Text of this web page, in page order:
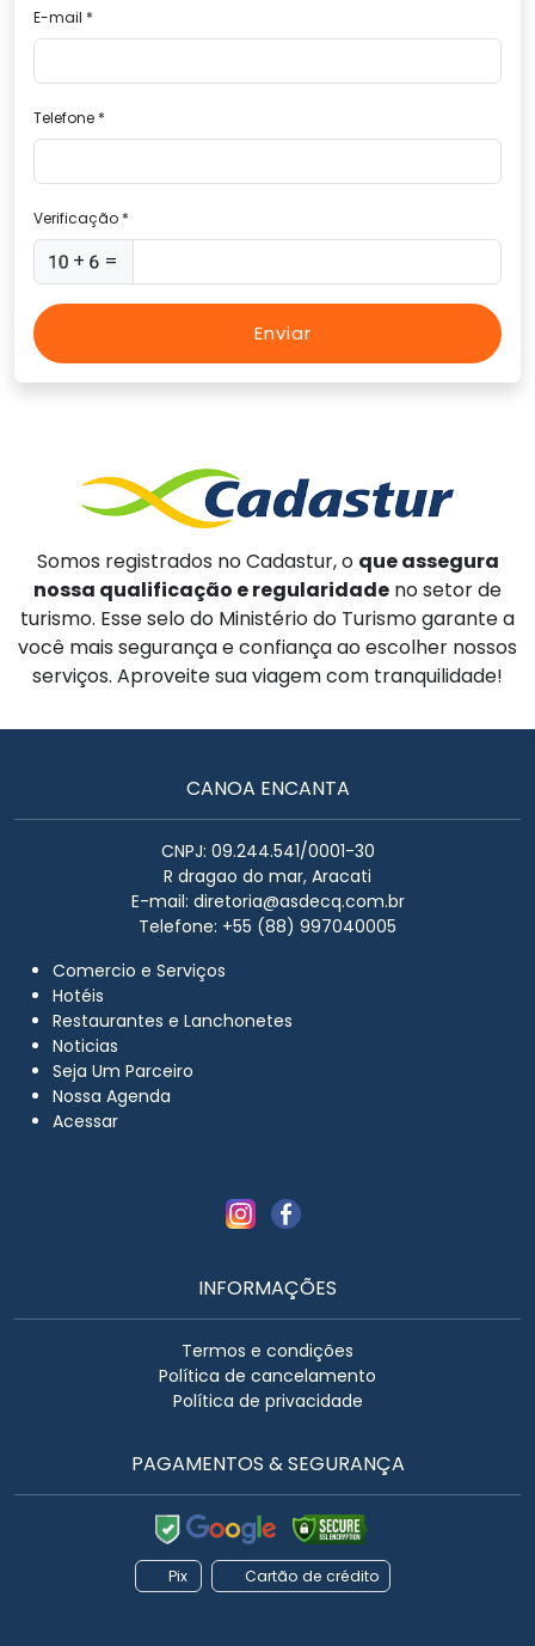
E-mail *
Telefone *
Verificação *
+ =
Enviar
Somos registrados no Cadastur, o que assegura
nossa qualificação e regularidade no setor de
turismo. Esse selo do Ministério do Turismo garante a
você mais segurança e confiança ao escolher nossos
serviços. Aproveite sua viagem com tranquilidade!
CANOA ENCANTA
CNPJ: 09.244.541/0001-30
R dragao do mar, Aracati
E-mail: diretoria@asdecq.com.br
Telefone: +55 (88) 997040005
Comercio e Serviços
Hotéis
Restaurantes e Lanchonetes
Noticias
Seja Um Parceiro
Nossa Agenda
Acessar
INFORMAÇÕES
Termos e condições
Política de cancelamento
Política de privacidade
PAGAMENTOS & SEGURANÇA
Pix Cartão de crédito